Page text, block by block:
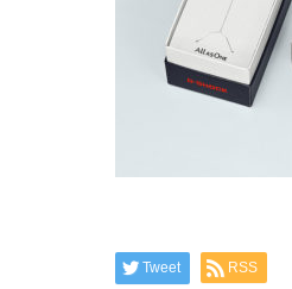
Tweet RSS